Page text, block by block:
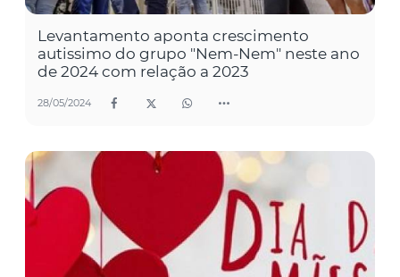
Levantamento aponta crescimento
autissimo do grupo "Nem-Nem" neste ano
de 2024 com relação a 2023
28/05/2024